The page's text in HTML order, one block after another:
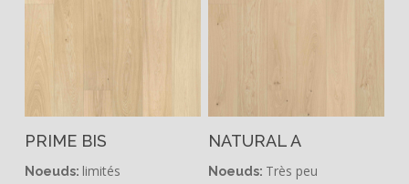
PRIME BIS
Noeuds: limités
NATURAL A
Noeuds: Très peu